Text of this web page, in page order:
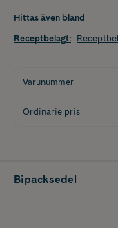
Hittas även bland
Receptbelagt:
Varunummer
Ordinarie pris
Bipacksedel